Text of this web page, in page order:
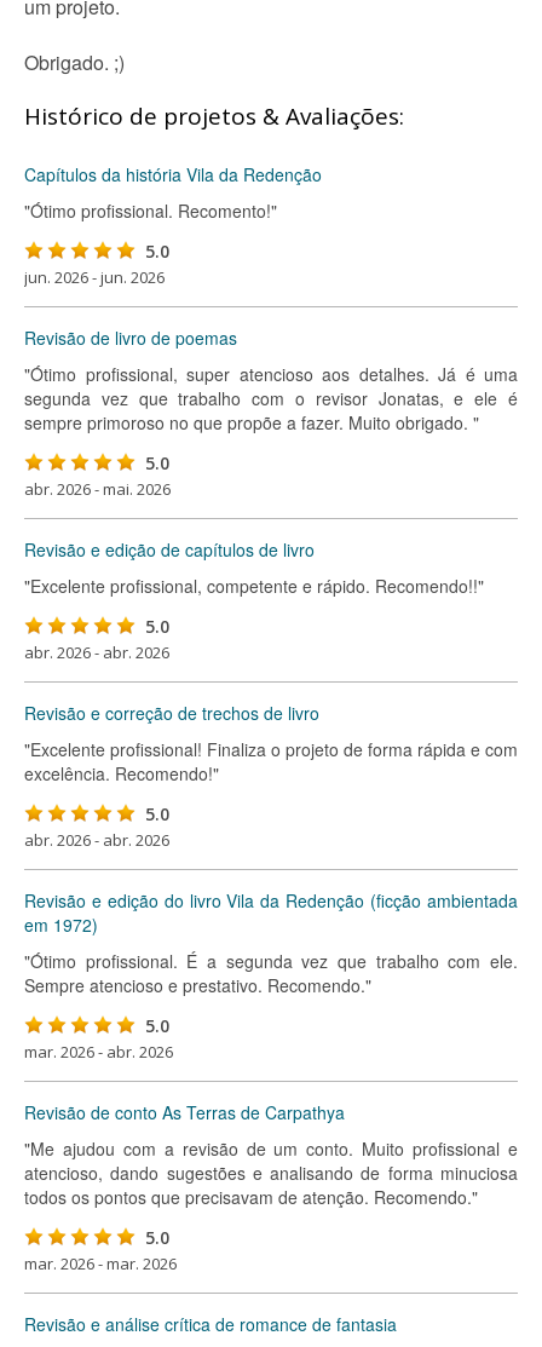
um projeto.
Obrigado. ;)
Histórico de projetos & Avaliações:
Capítulos da história Vila da Redenção
"Ótimo profissional. Recomento!"
5.0
jun. 2026 - jun. 2026
Revisão de livro de poemas
"Ótimo profissional, super atencioso aos detalhes. Já é uma
segunda vez que trabalho com o revisor Jonatas, e ele é
sempre primoroso no que propõe a fazer. Muito obrigado. "
5.0
abr. 2026 - mai. 2026
Revisão e edição de capítulos de livro
"Excelente profissional, competente e rápido. Recomendo!!"
5.0
abr. 2026 - abr. 2026
Revisão e correção de trechos de livro
"Excelente profissional! Finaliza o projeto de forma rápida e com
excelência. Recomendo!"
5.0
abr. 2026 - abr. 2026
Revisão e edição do livro Vila da Redenção (ficção ambientada
em 1972)
"Ótimo profissional. É a segunda vez que trabalho com ele.
Sempre atencioso e prestativo. Recomendo."
5.0
mar. 2026 - abr. 2026
Revisão de conto As Terras de Carpathya
"Me ajudou com a revisão de um conto. Muito profissional e
atencioso, dando sugestões e analisando de forma minuciosa
todos os pontos que precisavam de atenção. Recomendo."
5.0
mar. 2026 - mar. 2026
Revisão e análise crítica de romance de fantasia